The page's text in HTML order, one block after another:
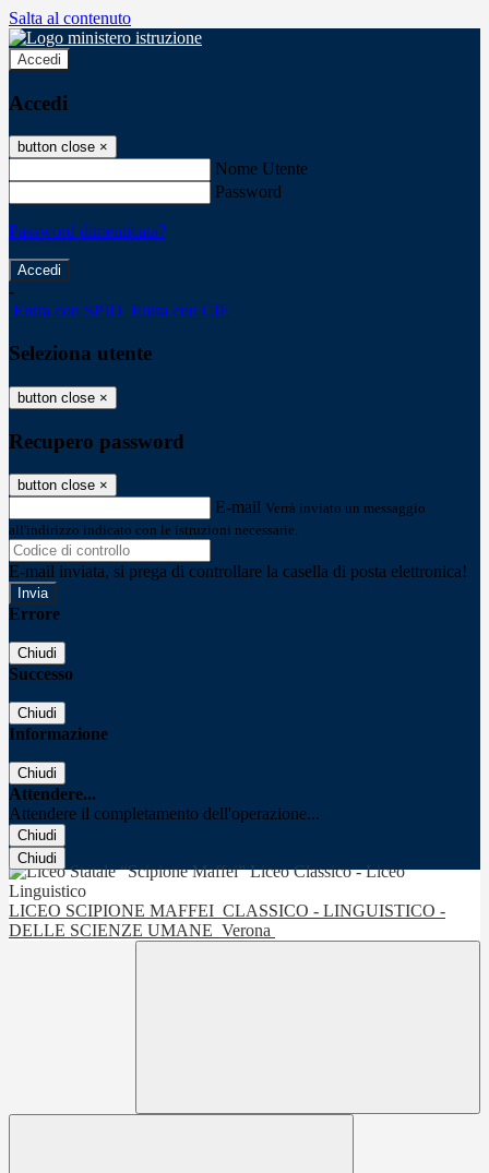
Salta al contenuto
Accedi
Accedi
button close ×
Nome Utente
Password
Password dimenticata?
-
Entra con SPID Entra con CIE
Seleziona utente
button close ×
Recupero password
button close ×
E-mail Verrà inviato un messaggio
all'indirizzo indicato con le istruzioni necessarie.
E-mail inviata, si prega di controllare la casella di posta elettronica!
Errore
Chiudi
Successo
Chiudi
Informazione
Chiudi
Attendere...
Attendere il completamento dell'operazione...
Chiudi
Chiudi
LICEO SCIPIONE MAFFEI CLASSICO - LINGUISTICO -
DELLE SCIENZE UMANE Verona